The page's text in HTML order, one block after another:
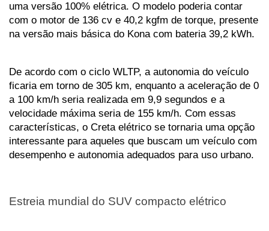
uma versão 100% elétrica. O modelo poderia contar
com o motor de 136 cv e 40,2 kgfm de torque, presente
na versão mais básica do Kona com bateria 39,2 kWh.
De acordo com o ciclo WLTP, a autonomia do veículo
ficaria em torno de 305 km, enquanto a aceleração de 0
a 100 km/h seria realizada em 9,9 segundos e a
velocidade máxima seria de 155 km/h. Com essas
características, o Creta elétrico se tornaria uma opção
interessante para aqueles que buscam um veículo com
desempenho e autonomia adequados para uso urbano.
Estreia mundial do SUV compacto elétrico